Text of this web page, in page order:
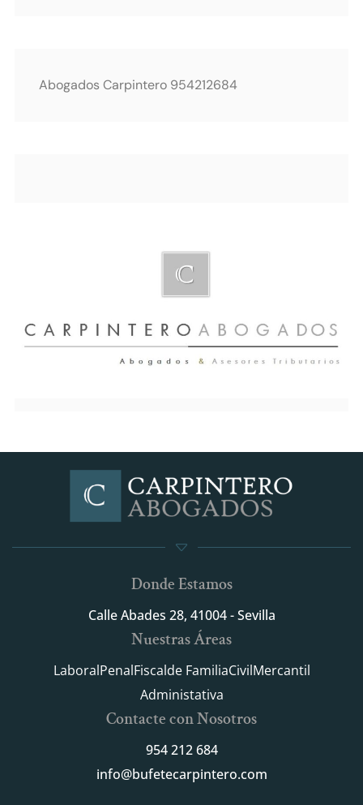
Abogados Carpintero 954212684
Donde Estamos
Calle Abades 28, 41004 - Sevilla
Nuestras Áreas
LaboralPenalFiscalde FamiliaCivilMercantil
Administativa
Contacte con Nosotros
954 212 684
info@bufetecarpintero.com